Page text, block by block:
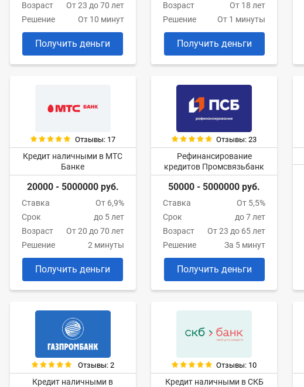
Возраст
От 23 до 70 лет
Решение
От 10 минут
Получить деньги
Возраст
От 18 лет
Решение
От 1 минуты
Получить деньги
Отзывы: 17
Кредит наличными в МТС
Банке
20000 - 5000000 руб.
Ставка
От 6,9%
Срок
до 5 лет
Возраст
От 20 до 70 лет
Решение
2 минуты
Получить деньги
Отзывы: 23
Рефинансирование
кредитов Промсвязьбанк
50000 - 5000000 руб.
Ставка
От 5,5%
Срок
до 7 лет
Возраст
От 23 до 65 лет
Решение
За 5 минут
Получить деньги
Отзывы: 2
Кредит наличными в
Отзывы: 10
Кредит наличными в СКБ